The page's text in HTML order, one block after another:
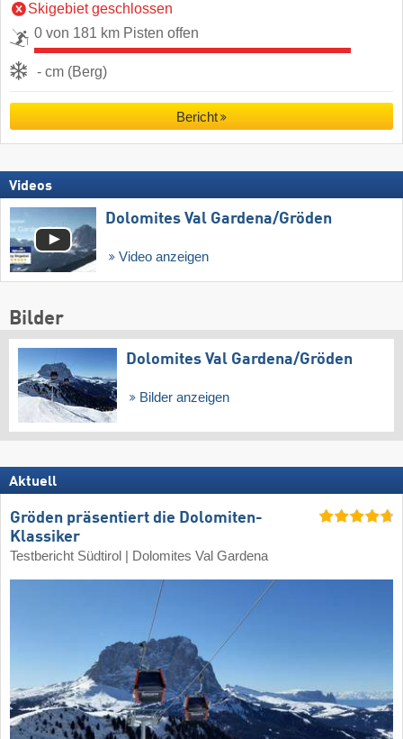
Skigebiet geschlossen
0 von 181 km Pisten offen
- cm (Berg)
Bericht
Videos
Dolomites Val Gardena/​Gröden
Video anzeigen
Bilder
Dolomites Val Gardena/​Gröden
Bilder anzeigen
Aktuell
Gröden präsentiert die Dolomiten-
Klassiker
Testbericht Südtirol | Dolomites Val Gardena